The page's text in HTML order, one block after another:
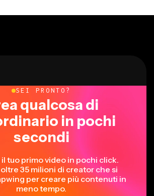
SEI PRONTO?
qualcosa di
in pochi
secondi
il tuo primo video in pochi click.
35 milioni di creator che si
per creare più contenuti in
meno tempo.